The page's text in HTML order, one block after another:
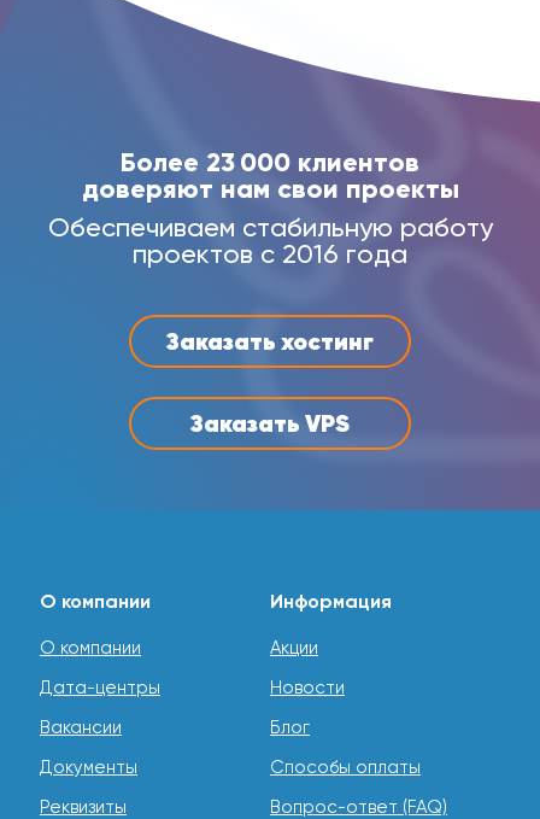
Заказать хостинг
Заказать VPS
Более 23 000 клиентов
доверяют нам свои проекты
Обеспечиваем стабильную работу
проектов с 2016 года
О компании
О компании
Дата-центры
Вакансии
Документы
Реквизиты
Информация
Акции
Новости
Блог
Способы оплаты
Вопрос-ответ (FAQ)